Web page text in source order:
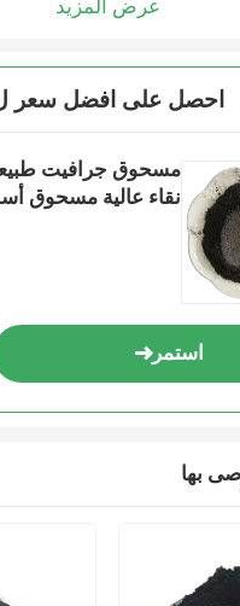
عرض المزيد
احصل على افضل سعر
نقاء عالية مسحوق
استمر
بها